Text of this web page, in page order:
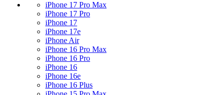
iPhone 17 Pro Max
iPhone 17 Pro
iPhone 17
iPhone 17e
iPhone Air
iPhone 16 Pro Max
iPhone 16 Pro
iPhone 16
iPhone 16e
iPhone 16 Plus